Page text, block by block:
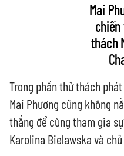
Mai
thách
Trong phần thử thách
Mai Phương cũng không
thắng để cùng tham gia
Karolina Bielawska và chủ